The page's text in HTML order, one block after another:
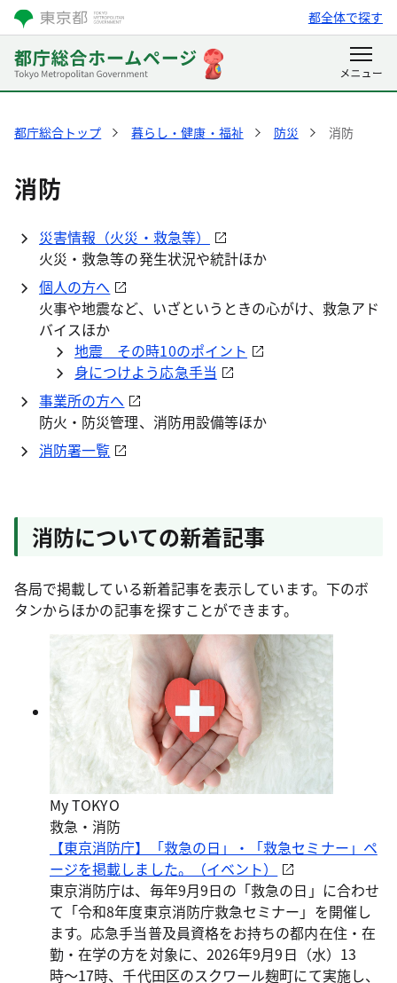
都全体で探す
都庁総合トップ 暮らし・健康・福祉 防災 消防
消防
災害情報（火災・救急等）
火災・救急等の発生状況や統計ほか
個人の方へ
火事や地震など、いざというときの心がけ、救急アド
バイスほか
地震 その時10のポイント
身につけよう応急手当
事業所の方へ
防火・防災管理、消防用設備等ほか
消防署一覧
消防についての新着記事​
各局で掲載している新着記事を表示しています。下のボ
タンからほかの記事を探すことができます。
My TOKYO
救急・消防
【東京消防庁】「救急の日」・「救急セミナー」ペ
ージを掲載しました。（イベント）
東京消防庁は、毎年9月9日の「救急の日」に合わせ
て「令和8年度東京消防庁救急セミナー」を開催し
ます。応急手当普及員資格をお持ちの都内在住・在
勤・在学の方を対象に、2026年9月9日（水）13
時〜17時、千代田区のスクワール麹町にて実施し、